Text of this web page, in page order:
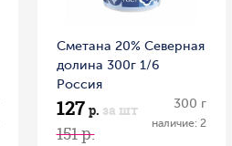
Сметана 20% Северная
долина 300г 1/6
Россия
127 р. за шт
151 р.
300 г
наличие: 2